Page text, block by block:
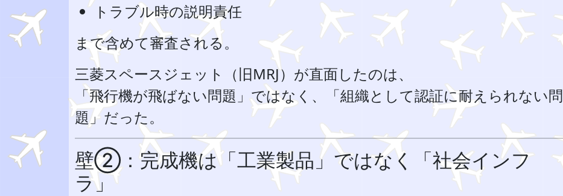
トラブル時の説明責任
まで含めて審査される。
三菱スペースジェット（旧MRJ）が直面したのは、
「飛行機が飛ばない問題」ではなく、「組織として認証に耐えられない問
題」だった。
壁②：完成機は「工業製品」ではなく「社会インフ
ラ」